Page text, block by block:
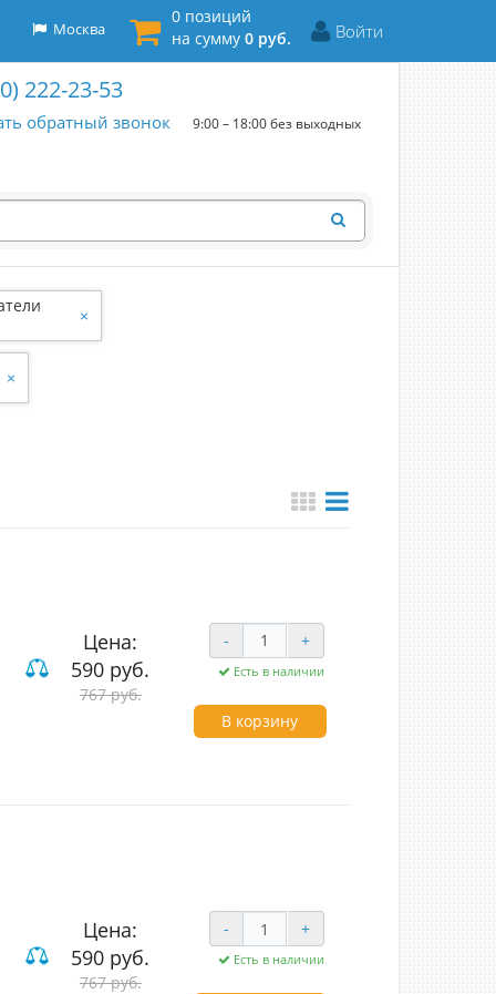
Войти
0 позиций
на сумму 0 руб.
Москва
222-23-53
обратный звонок 9:00 – 18:00 без выходных
×
×
Цена:
590 руб.
767 руб.
- +
Есть в наличии
В корзину
Цена:
590 руб.
767 руб.
- +
Есть в наличии